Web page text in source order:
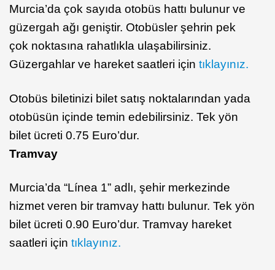
Murcia’da çok sayıda otobüs hattı bulunur ve
güzergah ağı geniştir. Otobüsler şehrin pek
çok noktasına rahatlıkla ulaşabilirsiniz.
Güzergahlar ve hareket saatleri için tıklayınız.
Otobüs biletinizi bilet satış noktalarından yada
otobüsün içinde temin edebilirsiniz. Tek yön
bilet ücreti 0.75 Euro’dur.
Tramvay
Murcia’da “Línea 1” adlı, şehir merkezinde
hizmet veren bir tramvay hattı bulunur. Tek yön
bilet ücreti 0.90 Euro’dur. Tramvay hareket
saatleri için tıklayınız.